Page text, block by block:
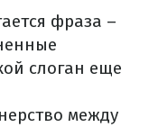
фраза –
слоган еще
между